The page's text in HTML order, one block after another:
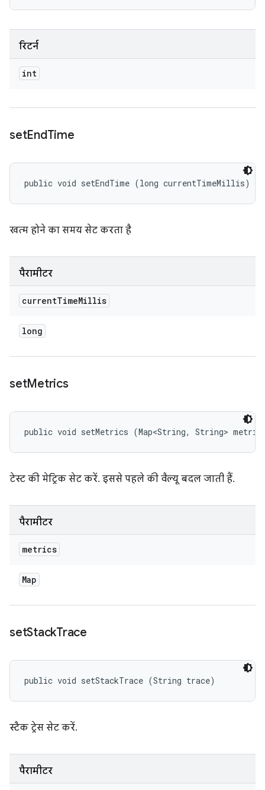
रिटर्न
int
setEndTime
public void setEndTime (long currentTimeMillis)
खत्म होने का समय सेट करता है
पैरामीटर
currentTimeMillis
long
setMetrics
public void setMetrics (Map<String, String>
टेस्ट की मेट्रिक सेट करें. इससे पहले की वैल्यू बदल जाती हैं.
पैरामीटर
metrics
Map
setStackTrace
public void setStackTrace (String trace)
स्टैक ट्रेस सेट करें.
पैरामीटर